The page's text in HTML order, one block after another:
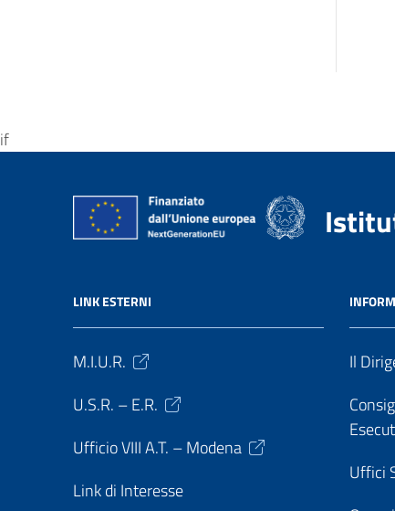
if
LINK ESTERNI
M.I.U.R.
U.S.R. – E.R.
Ufficio VIII A.T. – Modena
Link di Interesse
Il
Uffici